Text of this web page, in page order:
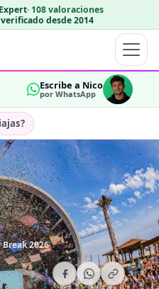
· 108 valoraciones
desde 2014
Escribe a Nico
por WhatsApp
OK
2026